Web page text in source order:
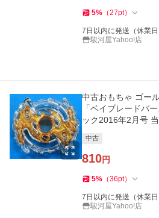
5% （27pt）
7日以内に発送（休業日
駿河屋Yahoo!店
中古おもちゃ ゴー
「ベイブレードバ
ック2016年2月号
中古
810円
5% （36pt）
7日以内に発送（休業日
駿河屋Yahoo!店